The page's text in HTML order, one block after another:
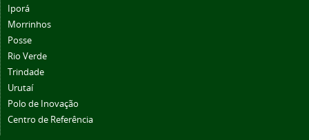
Iporá
Morrinhos
Posse
Rio Verde
Trindade
Urutaí
Polo de Inovação
Centro de Referência